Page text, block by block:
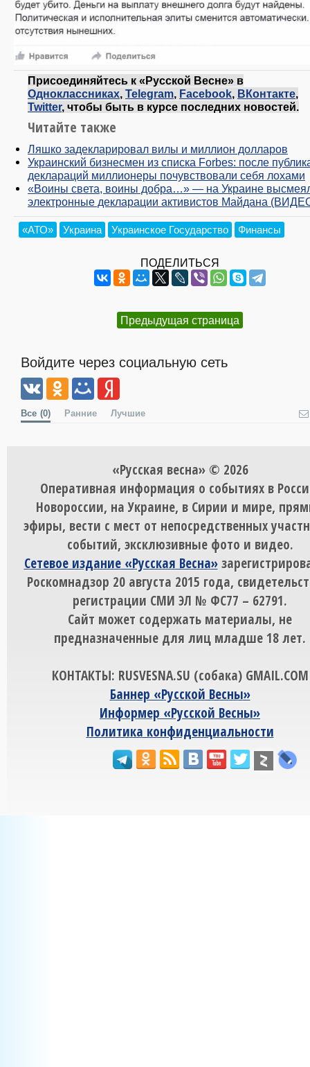
Присоединяйтесь к «Русской Весне» в
Одноклассниках, Telegram, Facebook, ВКонтакте,
Twitter, чтобы быть в курсе последних новостей.
Читайте также
Ляшко задекларировал вилы и миллион долларов
Украинский бизнесмен из списка Forbes: после
деклараций миллионеры почувствовали себя лохами
«Воины света, воины добра…» — на Украине
электронные декларации активистов Майдана
«АТО» Украина Украинское Государство Финансы
ПОДЕЛИТЬСЯ
Предыдущая страница
Войдите через социальную сеть
Все (0) Ранние Лучшие
«Русская весна» © 2026
Оперативная информация о событиях в
Новороссии, на Украине, в Сирии и мире,
эфиры, вести с мест от непосредственных
событий, эксклюзивные фото и видео.
Сетевое издание «Русская Весна»
Роскомнадзор 20 августа 2015 года,
регистрации СМИ ЭЛ № ФС77 – 62791.
Сайт может содержать материалы, не
предназначенные для лиц младше 18 лет.
КОНТАКТЫ: RUSVESNA.SU (собака) GMAIL.COM
Баннер «Русской Весны»
Информер «Русской Весны»
Политика конфиденциальности